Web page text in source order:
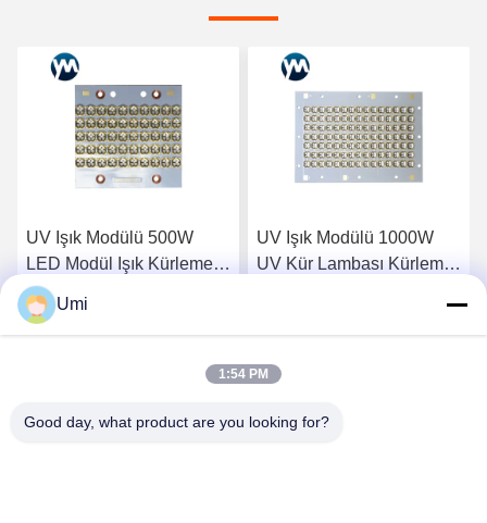
UV Işık Modülü 500W
LED Modül Işık Kürleme
LED UV Su Soğutma UV
LED 395nm
En İyi Fiyatı Alın
UV Işık Modülü 1000W
UV Kür Lambası Kürleme
En İyi Fiyatı Alın
Umi
1:54 PM
Good day, what product are you looking for?